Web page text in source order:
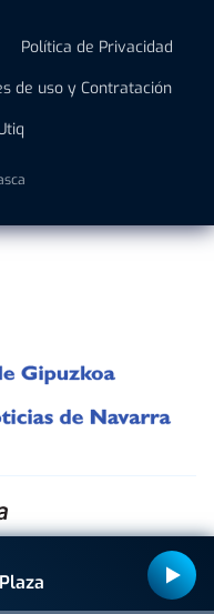
Política de Privacidad
de uso y Contratación
hau, 2021eko Suspertze
barruan.
Foral de Bizkaia